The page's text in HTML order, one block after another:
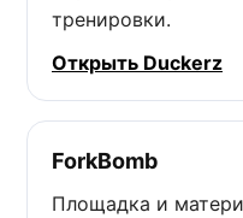
тренировки.
Открыть Duckerz
ForkBomb
Площадка и